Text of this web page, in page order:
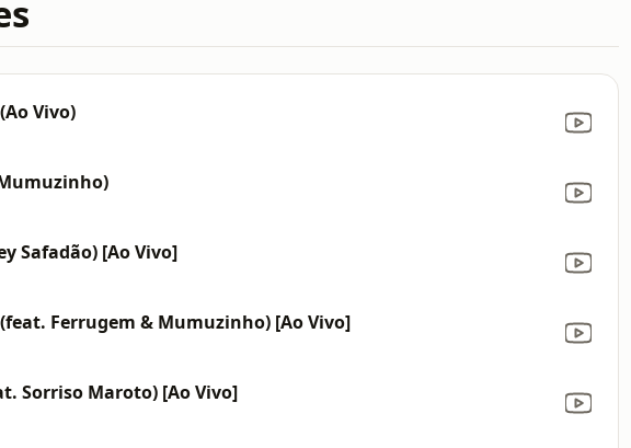
Vivo)
Safadão) [Ao Vivo]
Ferrugem & Mumuzinho) [Ao Vivo]
Sorriso Maroto) [Ao Vivo]